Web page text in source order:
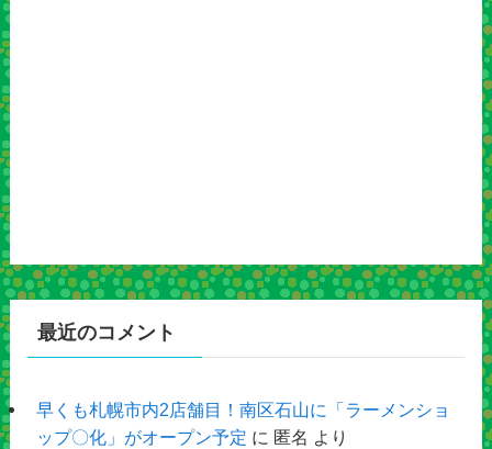
最近のコメント
早くも札幌市内2店舗目！南区石山に「ラーメンショ
ップ〇化」がオープン予定 に 匿名 より